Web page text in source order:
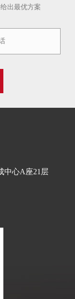
出最优方案
中心A座21层